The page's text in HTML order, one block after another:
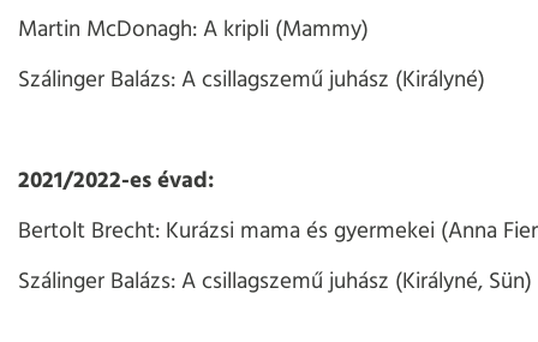
Martin McDonagh: A kripli (Mammy)
Szálinger Balázs: A csillagszemű juhász (Királyné)
2021/2022-es évad:
Bertolt Brecht: Kurázsi mama és gyermekei (Anna
Szálinger Balázs: A csillagszemű juhász (Királyné, Sün)